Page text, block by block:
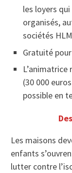
les loyers
organisés,
sociétés HLM
Gratuité
(30 000
possible en
Les maisons
enfants
lutter contre